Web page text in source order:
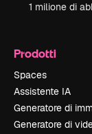
1 milione di
Prodotti
Spaces
Assistente IA
Generatore di
Generatore di